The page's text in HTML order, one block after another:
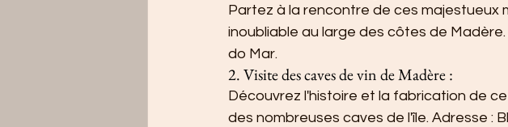
Partez à la rencontre de ces majestueux
inoubliable au large des côtes de
do Mar.
2. Visite des caves de vin de Madère :
Découvrez l'histoire et la fabrication de
des nombreuses caves de l'île. Adresse :